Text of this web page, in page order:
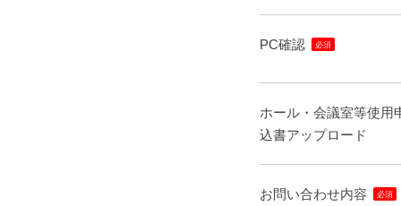
PC確認
ホール・会議室等使用
込書アップロード
お問い合わせ内容